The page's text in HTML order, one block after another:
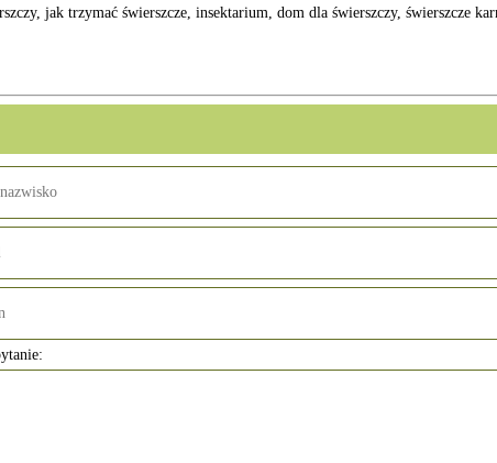
jak trzymać świerszcze, insektarium, dom dla świerszczy, świerszcze